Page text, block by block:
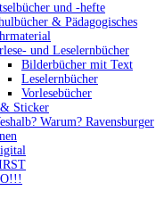
und -hefte
& Pädagogisches
und Leselernbücher
Bilderbücher mit Text
Leselernbücher
Vorlesebücher
Sticker
Warum? Ravensburger